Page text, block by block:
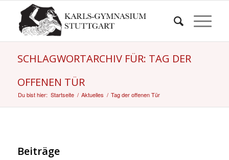
SCHLAGWORTARCHIV FÜR: TAG DER
OFFENEN TÜR
Du bist hier: Startseite / Aktuelles / Tag der offenen Tür
Beiträge